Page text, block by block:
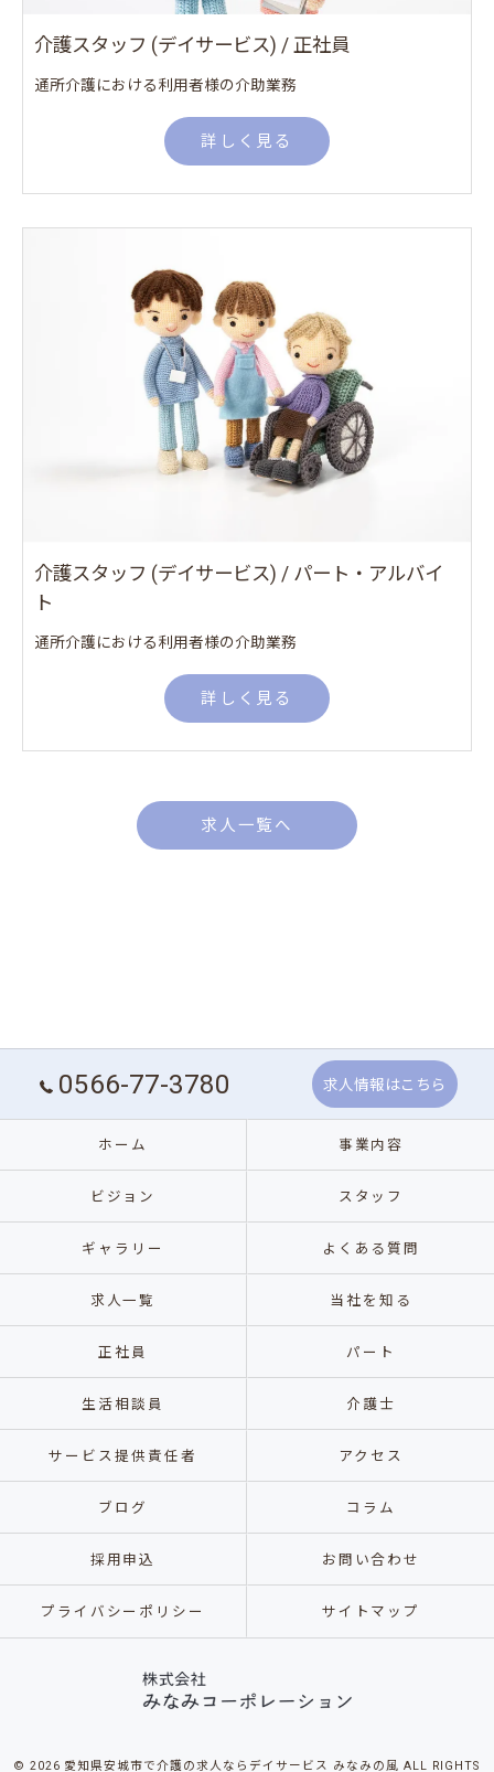
介護スタッフ (デイサービス) / 正社員
通所介護における利用者様の介助業務
詳しく見る
介護スタッフ (デイサービス) / パート・アルバイ
ト
通所介護における利用者様の介助業務
詳しく見る
求人一覧へ
0566-77-3780 求人情報はこちら
ホーム 事業内容
ビジョン スタッフ
ギャラリー よくある質問
求人一覧 当社を知る
正社員 パート
生活相談員 介護士
サービス提供責任者 アクセス
ブログ コラム
採用申込 お問い合わせ
プライバシーポリシー サイトマップ
© 2026 愛知県安城市で介護の求人ならデイサービス みなみの風 ALL RIGHTS